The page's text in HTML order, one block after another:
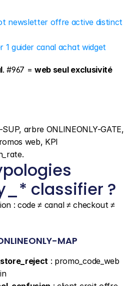
newsletter offre active distinct
1 guider canal achat widget
. #967 = web seul exclusivité
arbre ONLINEONLY-GATE,
web, KPI
classifier ?
: code ≠ canal ≠ checkout ≠
MAP
: promo_code_web